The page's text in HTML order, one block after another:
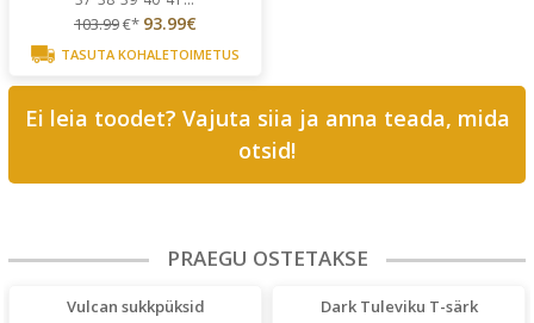
103.99€* 93.99€
TASUTA KOHALETOIMETUS
Ei leia toodet? Vajuta siia ja anna teada, mida
otsid!
PRAEGU OSTETAKSE
Vulcan sukkpüksid Dark Tuleviku T-särk